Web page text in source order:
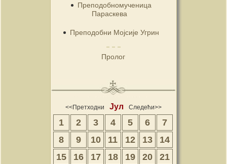
Преподобномученица
Параскева
Преподобни Мојсије Угрин
Пролог
<<Претходни Јул Следећи>>
1 2 3 4 5 6
7
8
9 10 11 12 13
14
15
16 17 18 19 20
21